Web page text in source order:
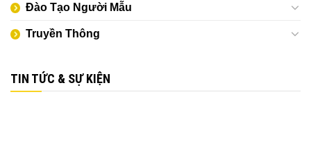
Đào Tạo Người Mẫu
Truyền Thông
TIN TỨC & SỰ KIỆN